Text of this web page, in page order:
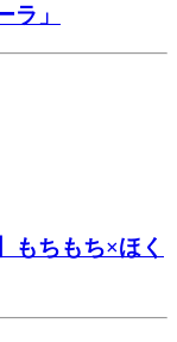
ラ」
もちもち×ほく